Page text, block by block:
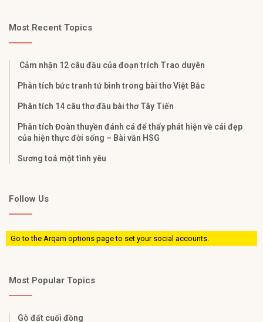
Most Recent Topics
Cảm nhận 12 câu đầu của đoạn trích Trao duyên
Phân tích bức tranh tứ bình trong bài thơ Việt Bắc
Phân tích 14 câu thơ đầu bài thơ Tây Tiến
Phân tích Đoàn thuyền đánh cá để thấy phát hiện về cái đẹp
của hiện thực đời sống – Bài văn HSG
Sương toả một tình yêu
Follow Us
Go to the Arqam options page to set your social accounts.
Most Popular Topics
Gò đất cuối đồng